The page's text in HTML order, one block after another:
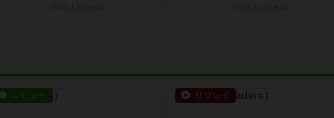
レビュー リプレイ